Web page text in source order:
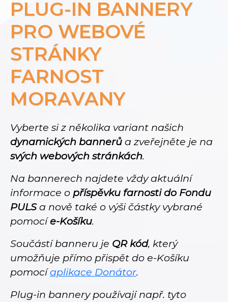
PLUG-IN BANNERY
PRO WEBOVÉ
STRÁNKY
FARNOST
MORAVANY
Vyberte si z několika variant našich
dynamických bannerů a zveřejněte je na
svých webových stránkách.
Na bannerech najdete vždy aktuální
informace o příspěvku farnosti do Fondu
PULSa nově také o výši částky vybrané
pomocíe-Košíku.
Součástí banneru je QR kód, který
umožňuje přímo přispět do e-Košíku
pomocíaplikace Donátor.
Plug-in bannery používají např. tyto